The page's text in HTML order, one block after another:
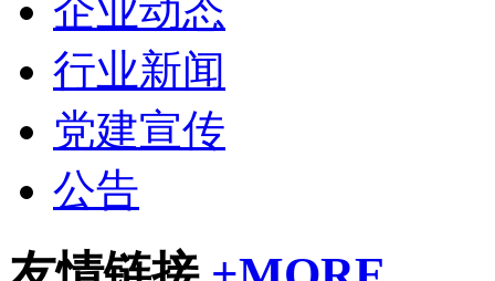
企业动态
行业新闻
党建宣传
公告